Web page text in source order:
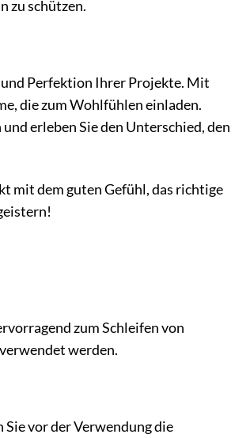
zu schützen.
und Perfektion Ihrer Projekte. Mit
die zum Wohlfühlen einladen.
erleben Sie den Unterschied, den
mit dem guten Gefühl, das richtige
zum Schleifen von
werden.
vor der Verwendung die